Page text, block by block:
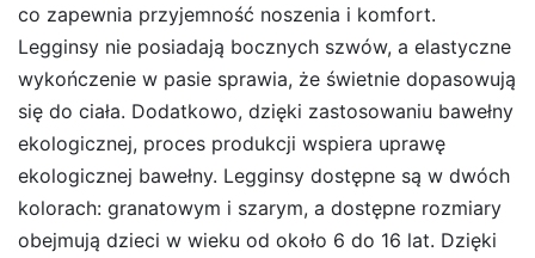
co zapewnia przyjemność noszenia i komfort.
Legginsy nie posiadają bocznych szwów, a elastyczne
wykończenie w pasie sprawia, że świetnie dopasowują
się do ciała. Dodatkowo, dzięki zastosowaniu bawełny
ekologicznej, proces produkcji wspiera uprawę
ekologicznej bawełny. Legginsy dostępne są w dwóch
kolorach: granatowym i szarym, a dostępne rozmiary
obejmują dzieci w wieku od około 6 do 16 lat. Dzięki